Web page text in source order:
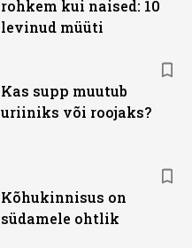
rohkem kui naised: 10
levinud müüti
Kas supp muutub
uriiniks või roojaks?
Kõhukinnisus on
südamele ohtlik